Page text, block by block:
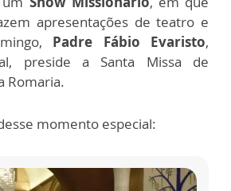
apresentações de teatro e
Padre Fábio Evaristo,
preside a Santa Missa de
Romaria.
momento especial: